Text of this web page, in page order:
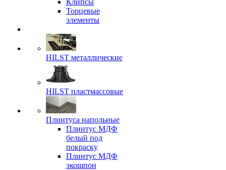
Клипсы
Торцевые
элементы
HILST металлические
HILST пластмассовые
Плинтуса напольные
Плинтус МДФ
белый под
покраску
Плинтус МДФ
экошпон